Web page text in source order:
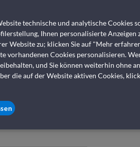
Ich bin
Kann
Ich
soll ich
technische und analytische Cookies
Ihnen personalisierte Anzeigen
Website zu; klicken Sie auf "Mehr
vorhandenen Cookies personalisieren.
und Sie können weiterhin ohne
die auf der Website aktiven Cookies,